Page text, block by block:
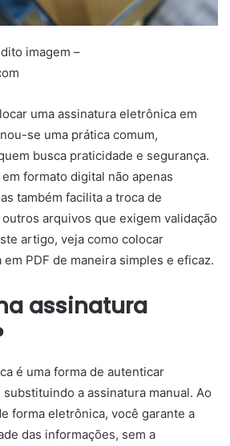
imagem –
uma assinatura eletrônica em
se uma prática comum,
busca praticidade e segurança.
formato digital não apenas
também facilita a troca de
arquivos que exigem validação
artigo, veja como colocar
PDF de maneira simples e eficaz.
assinatura
é uma forma de autenticar
a assinatura manual. Ao
forma eletrônica, você garante a
das informações, sem a